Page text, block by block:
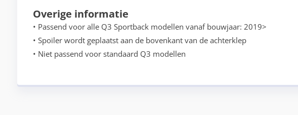
Overige informatie
• Passend voor alle Q3 Sportback modellen vanaf bouwjaar: 2019>
• Spoiler wordt geplaatst aan de bovenkant van de achterklep
• Niet passend voor standaard Q3 modellen